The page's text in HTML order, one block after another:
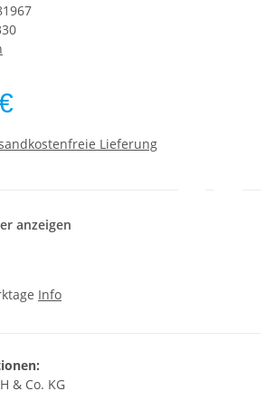
Lieferung
anzeigen
Info
& Co. KG